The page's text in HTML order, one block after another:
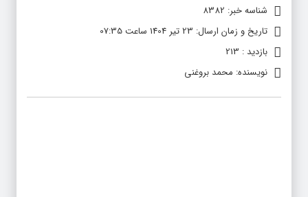
شناسه خبر: 8382
تاریخ و زمان ارسال: 23 تیر 1404 ساعت 07:35
بازدید : 213
نویسنده: محمد بروغنی